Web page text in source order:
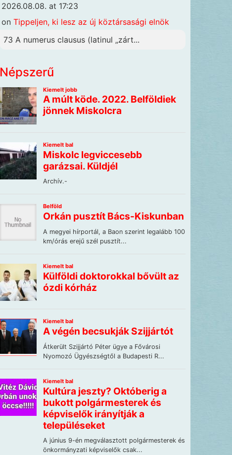
2026.08.08. at 17:23
on Tippeljen, ki lesz az új köztársasági elnök
73 A numerus clausus (latinul „zárt...
Népszerű